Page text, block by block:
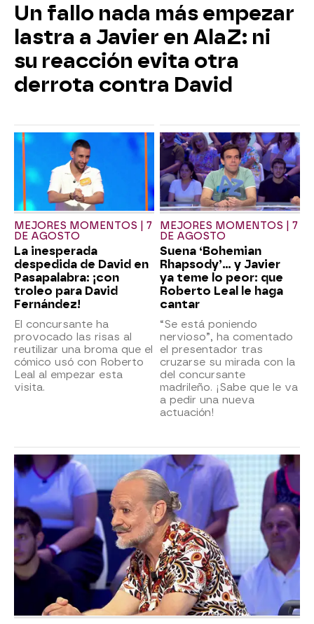
Un fallo nada más empezar
lastra a Javier en AlaZ: ni
su reacción evita otra
derrota contra David
MEJORES MOMENTOS | 7
DE AGOSTO
La inesperada
despedida de David en
Pasapalabra: ¡con
troleo para David
Fernández!
El concursante ha
provocado las risas al
reutilizar una broma que el
cómico usó con Roberto
Leal al empezar esta
visita.
MEJORES MOMENTOS | 7
DE AGOSTO
Suena ‘Bohemian
Rhapsody’... y Javier
ya teme lo peor: que
Roberto Leal le haga
cantar
“Se está poniendo
nervioso”, ha comentado
el presentador tras
cruzarse su mirada con la
del concursante
madrileño. ¡Sabe que le va
a pedir una nueva
actuación!